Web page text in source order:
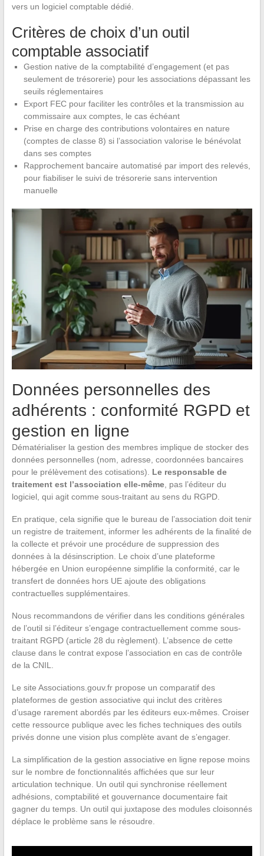
vers un logiciel comptable dédié.
Critères de choix d’un outil
comptable associatif
Gestion native de la comptabilité d’engagement (et pas
seulement de trésorerie) pour les associations dépassant les
seuils réglementaires
Export FEC pour faciliter les contrôles et la transmission au
commissaire aux comptes, le cas échéant
Prise en charge des contributions volontaires en nature
(comptes de classe 8) si l’association valorise le bénévolat
dans ses comptes
Rapprochement bancaire automatisé par import des relevés,
pour fiabiliser le suivi de trésorerie sans intervention
manuelle
Données personnelles des
adhérents : conformité RGPD et
gestion en ligne
Dématérialiser la gestion des membres implique de stocker des
données personnelles (nom, adresse, coordonnées bancaires
pour le prélèvement des cotisations). Le responsable de
traitement est l’association elle-même, pas l’éditeur du
logiciel, qui agit comme sous-traitant au sens du RGPD.
En pratique, cela signifie que le bureau de l’association doit tenir
un registre de traitement, informer les adhérents de la finalité de
la collecte et prévoir une procédure de suppression des
données à la désinscription. Le choix d’une plateforme
hébergée en Union européenne simplifie la conformité, car le
transfert de données hors UE ajoute des obligations
contractuelles supplémentaires.
Nous recommandons de vérifier dans les conditions générales
de l’outil si l’éditeur s’engage contractuellement comme sous-
traitant RGPD (article 28 du règlement). L’absence de cette
clause dans le contrat expose l’association en cas de contrôle
de la CNIL.
Le site Associations.gouv.fr propose un comparatif des
plateformes de gestion associative qui inclut des critères
d’usage rarement abordés par les éditeurs eux-mêmes. Croiser
cette ressource publique avec les fiches techniques des outils
privés donne une vision plus complète avant de s’engager.
La simplification de la gestion associative en ligne repose moins
sur le nombre de fonctionnalités affichées que sur leur
articulation technique. Un outil qui synchronise réellement
adhésions, comptabilité et gouvernance documentaire fait
gagner du temps. Un outil qui juxtapose des modules cloisonnés
déplace le problème sans le résoudre.